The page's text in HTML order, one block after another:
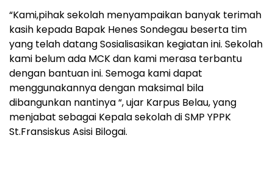
“Kami,pihak sekolah menyampaikan banyak terimah
kasih kepada Bapak Henes Sondegau beserta tim
yang telah datang Sosialisasikan kegiatan ini. Sekolah
kami belum ada MCK dan kami merasa terbantu
dengan bantuan ini. Semoga kami dapat
menggunakannya dengan maksimal bila
dibangunkan nantinya “, ujar Karpus Belau, yang
menjabat sebagai Kepala sekolah di SMP YPPK
St.Fransiskus Asisi Bilogai.